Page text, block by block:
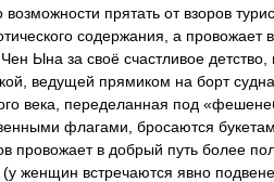
прятать от взоров
содержания, а провожает
Ына за своё счастливое
ведущей прямиком на борт
века, переделанная под
флагами, бросаются
провожает в добрый путь более
женщин встречаются явно